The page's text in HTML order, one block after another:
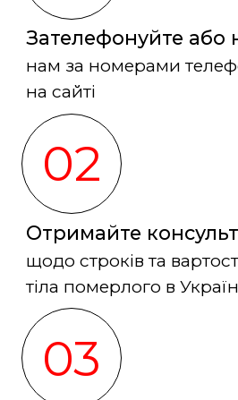
Зателефонуйте або
нам за номерами
на сайті
02
Отримайте
щодо строків та
тіла померлого в
03